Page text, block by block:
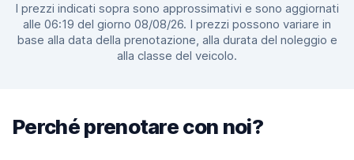
I prezzi indicati sopra sono approssimativi e sono aggiornati
alle 06:19 del giorno 08/08/26. I prezzi possono variare in
base alla data della prenotazione, alla durata del noleggio e
alla classe del veicolo.
Perché prenotare con noi?